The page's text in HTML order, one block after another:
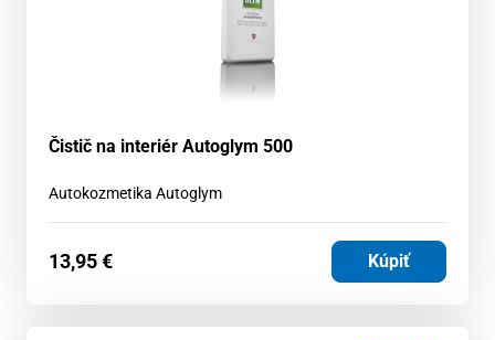
Čistič na interiér Autoglym 500
Autokozmetika Autoglym
13,95€ Kúpiť